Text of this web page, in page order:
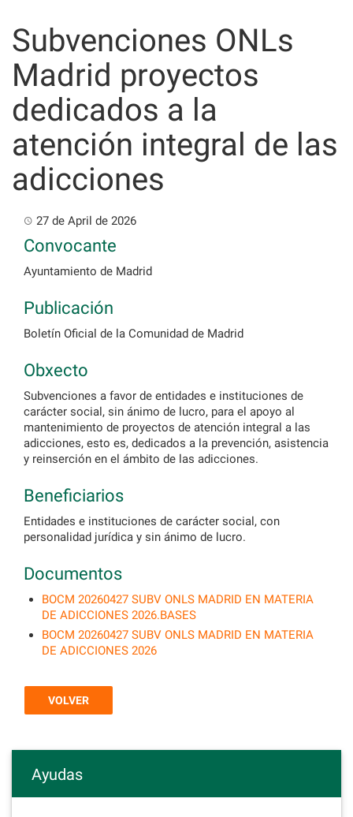
content
Subvenciones ONLs
Madrid proyectos
dedicados a la
atención integral de las
adicciones
27 de April de 2026
Convocante
Ayuntamiento de Madrid
Publicación
Boletín Oficial de la Comunidad de Madrid
Obxecto
Subvenciones a favor de entidades e instituciones de
carácter social, sin ánimo de lucro, para el apoyo al
mantenimiento de proyectos de atención integral a las
adicciones, esto es, dedicados a la prevención, asistencia
y reinserción en el ámbito de las adicciones.
Beneficiarios
Entidades e instituciones de carácter social, con
personalidad jurídica y sin ánimo de lucro.
Documentos
BOCM 20260427 SUBV ONLS MADRID EN MATERIA
DE ADICCIONES 2026.BASES
BOCM 20260427 SUBV ONLS MADRID EN MATERIA
DE ADICCIONES 2026
VOLVER
Ayudas